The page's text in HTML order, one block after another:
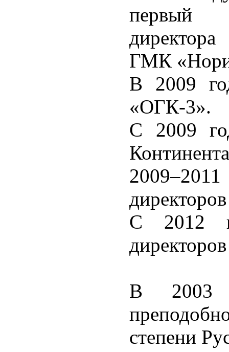
первый
ГМК
В 2009
«ОГК-3».
С 2009
С 2012
В 2003
степени